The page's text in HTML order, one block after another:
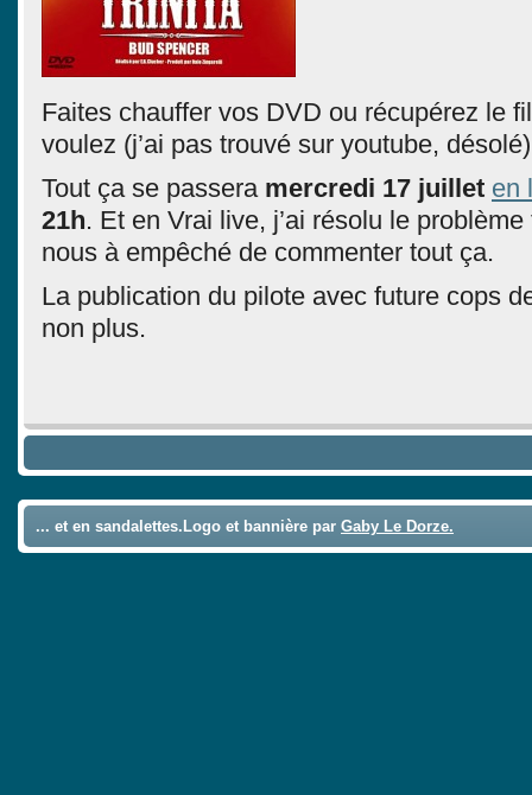
Faites chauffer vos DVD ou récupérez le
voulez (j’ai pas trouvé sur youtube,
Tout ça se passera mercredi 17 juillet en
21h. Et en Vrai live, j’ai résolu le
nous à empêché de commenter tout ça.
La publication du pilote avec future cops
non plus.
... et en sandalettes.Logo et bannière par Gaby Le Dorze.